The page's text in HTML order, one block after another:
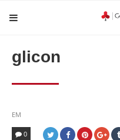
glicon
EM
IN
0